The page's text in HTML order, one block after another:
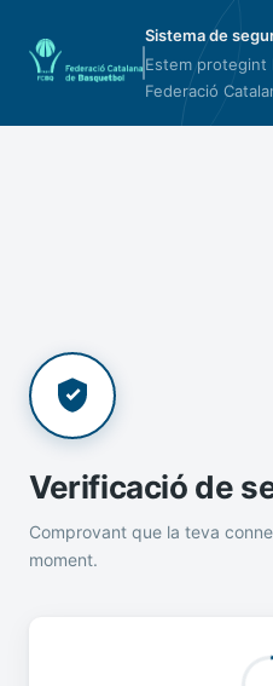
Sistema de
Estem protegint
Federació
Verificació de
Comprovant que la teva
moment.